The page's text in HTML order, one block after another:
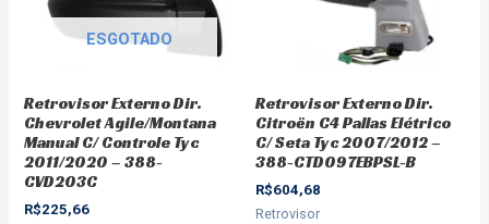
ESGOTADO
Retrovisor Externo Dir.
Chevrolet Agile/Montana
Manual C/ Controle Tyc
2011/2020 – 388-
CVD203C
R$225,66
Retrovisor Externo Dir.
Citroën C4 Pallas Elétrico
C/ Seta Tyc 2007/2012 –
388-CTD097EBPSL-B
R$604,68
Retrovisor